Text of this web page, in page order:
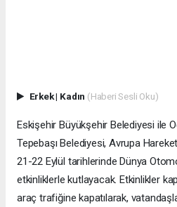
Erkek| Kadın (Haberi Sesli Oku)
Eskişehir Büyükşehir Belediyesi ile
Tepebaşı Belediyesi, Avrupa
21-22 Eylül tarihlerinde Dünya
etkinliklerle kutlayacak. Etkinlikler
araç trafiğine kapatılarak,